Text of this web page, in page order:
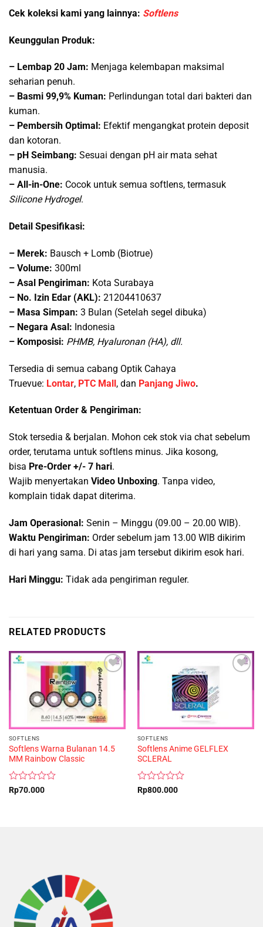
Cek koleksi kami yang lainnya: Softlens
Keunggulan Produk:
– Lembap 20 Jam: Menjaga kelembapan maksimal
seharian penuh.
– Basmi 99,9% Kuman: Perlindungan total dari bakteri dan
kuman.
– Pembersih Optimal: Efektif mengangkat protein deposit
dan kotoran.
– pH Seimbang: Sesuai dengan pH air mata sehat
manusia.
– All-in-One: Cocok untuk semua softlens, termasuk
Silicone Hydrogel.
Detail Spesifikasi:
– Merek: Bausch + Lomb (Biotrue)
– Volume: 300ml
– Asal Pengiriman: Kota Surabaya
– No. Izin Edar (AKL): 21204410637
– Masa Simpan: 3 Bulan (Setelah segel dibuka)
– Negara Asal: Indonesia
– Komposisi: PHMB, Hyaluronan (HA), dll.
Tersedia di semua cabang Optik Cahaya
Truevue: Lontar, PTC Mall, dan Panjang Jiwo.
Ketentuan Order & Pengiriman:
Stok tersedia & berjalan. Mohon cek stok via chat sebelum
order, terutama untuk softlens minus. Jika kosong,
bisa Pre-Order +/- 7 hari.
Wajib menyertakan Video Unboxing. Tanpa video,
komplain tidak dapat diterima.
Jam Operasional: Senin – Minggu (09.00 – 20.00 WIB).
Waktu Pengiriman: Order sebelum jam 13.00 WIB dikirim
di hari yang sama. Di atas jam tersebut dikirim esok hari.
Hari Minggu: Tidak ada pengiriman reguler.
RELATED PRODUCTS
SOFTLENS
Softlens Warna Bulanan 14.5
MM Rainbow Classic
Rated
Rp70.000
SOFTLENS
Softlens Anime GELFLEX
SCLERAL
Rated
Rp800.000